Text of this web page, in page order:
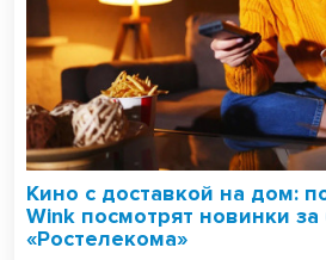
Кино с доставкой на дом:
Wink посмотрят новинки
«Ростелекома»